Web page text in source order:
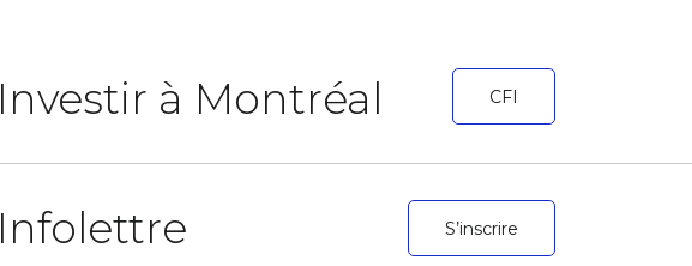
Investir à Montréal CFI
Infolettre S’inscrire